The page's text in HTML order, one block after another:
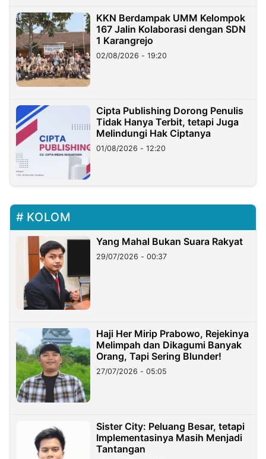
KKN Berdampak UMM Kelompok
167 Jalin Kolaborasi dengan SDN
1 Karangrejo
02/08/2026 - 19:20
Cipta Publishing Dorong Penulis
Tidak Hanya Terbit, tetapi Juga
Melindungi Hak Ciptanya
01/08/2026 - 12:20
KOLOM
Yang Mahal Bukan Suara Rakyat
29/07/2026 - 00:37
Haji Her Mirip Prabowo, Rejekinya
Melimpah dan Dikagumi Banyak
Orang, Tapi Sering Blunder!
27/07/2026 - 05:05
Sister City: Peluang Besar, tetapi
Implementasinya Masih Menjadi
Tantangan